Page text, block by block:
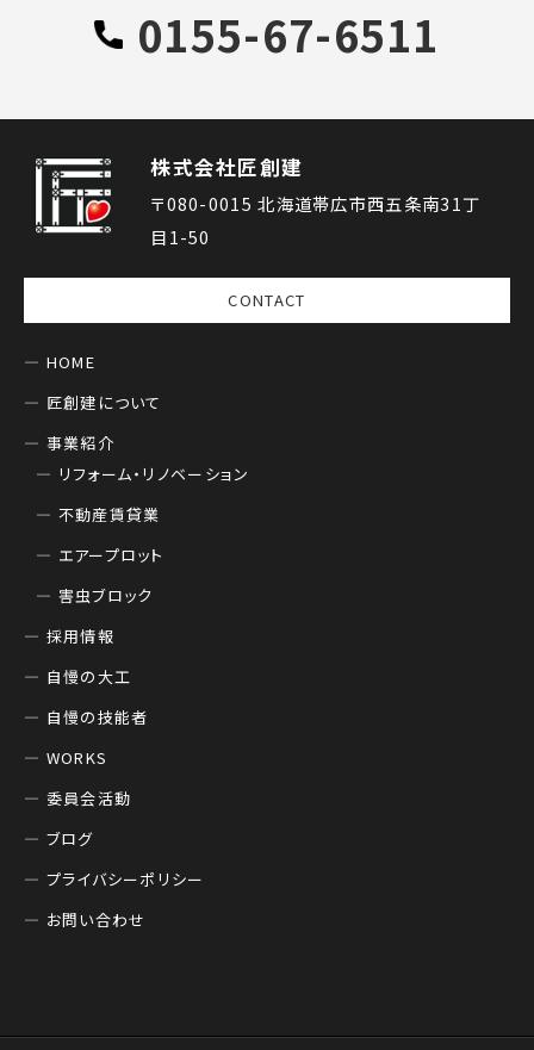
0155-67-6511
株式会社匠創建
〒080-0015 北海道帯広市西五条南31丁
目1-50
CONTACT
HOME
匠創建について
事業紹介
リフォーム・リノベーション
不動産賃貸業
エアープロット
害虫ブロック
採用情報
自慢の大工
自慢の技能者
WORKS
委員会活動
ブログ
プライバシーポリシー
お問い合わせ